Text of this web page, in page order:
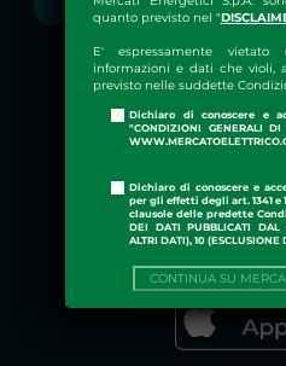
quanto previsto nel "
E' espressamente
informazioni e dati che violi,
previsto nelle suddette
Dichiaro di conoscere e
"CONDIZIONI GENERALI
Dichiaro di conoscere e
per gli effetti degli art. 1341 e
clausole delle predette
DEI DATI PUBBLICATI DAL
ALTRI DATI), 10
CONTINUA SU
MAPPA
FAQs MERCATO
FAQs
Scarica la